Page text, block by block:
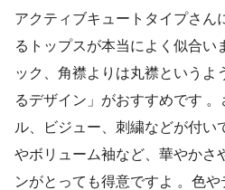
アクティブキュートタイプさん
るトップスが本当によく似合い
ック、角襟よりは丸襟というよ
るデザイン」がおすすめです
ル、ビジュー、刺繍などが付い
やボリューム袖など、華やかさ
ンがとっても得意ですよ 。色